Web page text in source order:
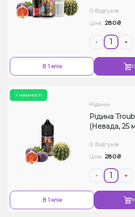
0 Відгуків
Ціна: 280₴
- +
В 1 клік
У наявності
Рідини
Рідина
(Невада, 25
0 Відгуків
Ціна: 280₴
- +
В 1 клік